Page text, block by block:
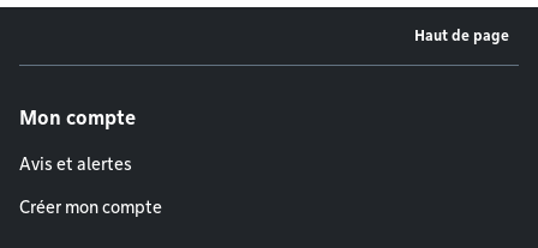
Haut de page
Mon compte
Avis et alertes
Créer mon compte